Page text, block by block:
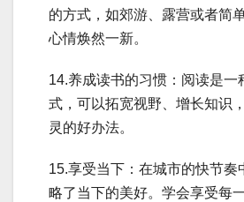
的方式，如郊游、露营或者简
心情焕然一新。
14.养成读书的习惯：阅读是一
式，可以拓宽视野、增长知识
灵的好办法。
15.享受当下：在城市的快节奏
略了当下的美好。学会享受每